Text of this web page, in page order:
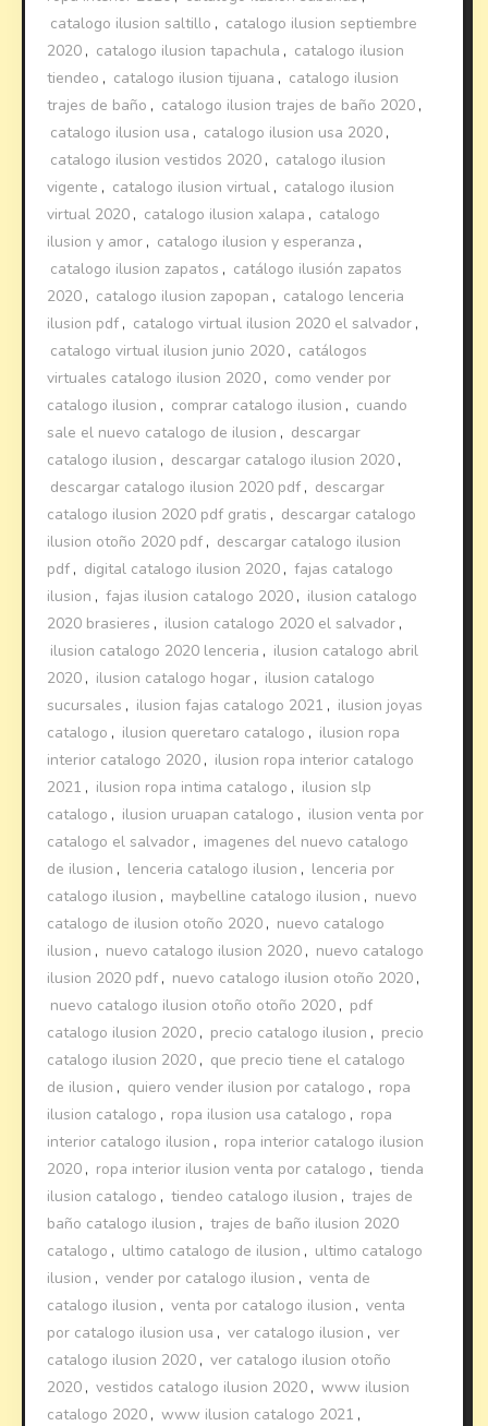
catalogo ilusion saltillo , catalogo ilusion septiembre
2020 , catalogo ilusion tapachula , catalogo ilusion
tiendeo , catalogo ilusion tijuana , catalogo ilusion
trajes de baño , catalogo ilusion trajes de baño 2020 ,
catalogo ilusion usa , catalogo ilusion usa 2020 ,
catalogo ilusion vestidos 2020 , catalogo ilusion
vigente , catalogo ilusion virtual , catalogo ilusion
virtual 2020 , catalogo ilusion xalapa , catalogo
ilusion y amor , catalogo ilusion y esperanza ,
catalogo ilusion zapatos , catálogo ilusión zapatos
2020 , catalogo ilusion zapopan , catalogo lenceria
ilusion pdf , catalogo virtual ilusion 2020 el salvador ,
catalogo virtual ilusion junio 2020 , catálogos
virtuales catalogo ilusion 2020 , como vender por
catalogo ilusion , comprar catalogo ilusion , cuando
sale el nuevo catalogo de ilusion , descargar
catalogo ilusion , descargar catalogo ilusion 2020 ,
descargar catalogo ilusion 2020 pdf , descargar
catalogo ilusion 2020 pdf gratis , descargar catalogo
ilusion otoño 2020 pdf , descargar catalogo ilusion
pdf , digital catalogo ilusion 2020 , fajas catalogo
ilusion , fajas ilusion catalogo 2020 , ilusion catalogo
2020 brasieres , ilusion catalogo 2020 el salvador ,
ilusion catalogo 2020 lenceria , ilusion catalogo abril
2020 , ilusion catalogo hogar , ilusion catalogo
sucursales , ilusion fajas catalogo 2021 , ilusion joyas
catalogo , ilusion queretaro catalogo , ilusion ropa
interior catalogo 2020 , ilusion ropa interior catalogo
2021 , ilusion ropa intima catalogo , ilusion slp
catalogo , ilusion uruapan catalogo , ilusion venta por
catalogo el salvador , imagenes del nuevo catalogo
de ilusion , lenceria catalogo ilusion , lenceria por
catalogo ilusion , maybelline catalogo ilusion , nuevo
catalogo de ilusion otoño 2020 , nuevo catalogo
ilusion , nuevo catalogo ilusion 2020 , nuevo catalogo
ilusion 2020 pdf , nuevo catalogo ilusion otoño 2020 ,
nuevo catalogo ilusion otoño otoño 2020 , pdf
catalogo ilusion 2020 , precio catalogo ilusion , precio
catalogo ilusion 2020 , que precio tiene el catalogo
de ilusion , quiero vender ilusion por catalogo , ropa
ilusion catalogo , ropa ilusion usa catalogo , ropa
interior catalogo ilusion , ropa interior catalogo ilusion
2020 , ropa interior ilusion venta por catalogo , tienda
ilusion catalogo , tiendeo catalogo ilusion , trajes de
baño catalogo ilusion , trajes de baño ilusion 2020
catalogo , ultimo catalogo de ilusion , ultimo catalogo
ilusion , vender por catalogo ilusion , venta de
catalogo ilusion , venta por catalogo ilusion , venta
por catalogo ilusion usa , ver catalogo ilusion , ver
catalogo ilusion 2020 , ver catalogo ilusion otoño
2020 , vestidos catalogo ilusion 2020 , www ilusion
catalogo 2020 , www ilusion catalogo 2021 ,